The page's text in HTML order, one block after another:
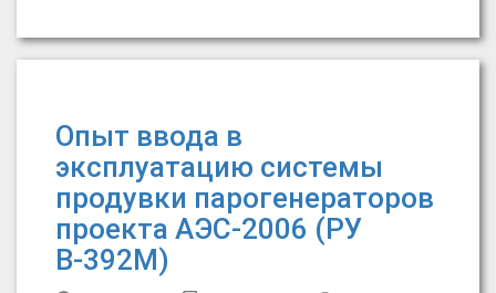
Опыт ввода в
эксплуатацию системы
продувки парогенераторов
проекта АЭС-2006 (РУ
В-392М)